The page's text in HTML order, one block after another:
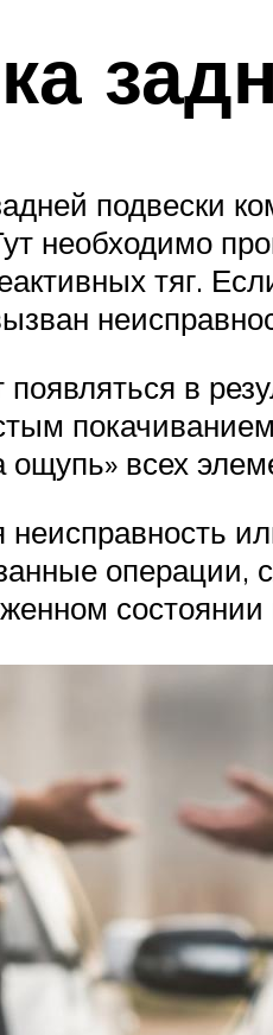
подвески
необходимо
тяг.
в
ощупь» всех
неисправность
операции,